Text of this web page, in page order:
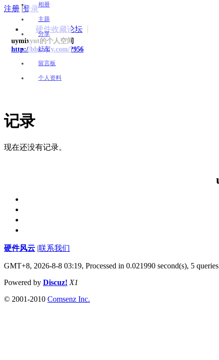
注册 |登录
硬件收藏论坛
uymixyut的个人空间
http://bbs.yjfy.com/?956
相册
主题
分享
好友
留言板
个人资料
记录
现在还没有记录。
硬件风云 联系我们
GMT+8, 2026-8-8 03:19, Processed in 0.021990 second(s), 5 queries
Powered by Discuz! X1
© 2001-2010 Comsenz Inc.